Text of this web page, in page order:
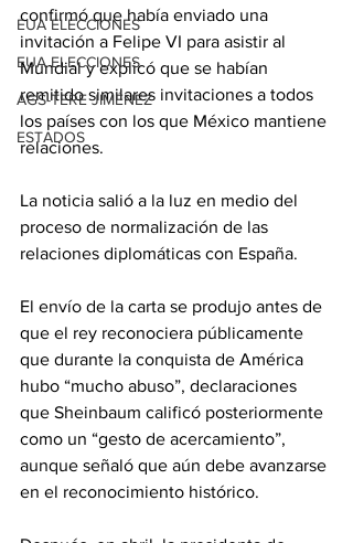
EUA ELECCIONES
EUA ELECCIONES
AGS-TERE JIMÉNEZ
ESTADOS
confirmó que había enviado una
invitación a Felipe VI para asistir al
Mundial y explicó que se habían
remitido similares invitaciones a todos
los países con los que México mantiene
relaciones.
La noticia salió a la luz en medio del
proceso de normalización de las
relaciones diplomáticas con España.
El envío de la carta se produjo antes de
que el rey reconociera públicamente
que durante la conquista de América
hubo “mucho abuso”, declaraciones
que Sheinbaum calificó posteriormente
como un “gesto de acercamiento”,
aunque señaló que aún debe avanzarse
en el reconocimiento histórico.